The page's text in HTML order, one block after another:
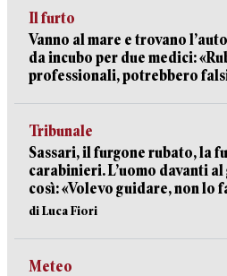
Il furto
Vanno al mare e trovano
da incubo per due medici:
professionali, potrebbero
Tribunale
Sassari, il furgone rubato, la
carabinieri. L’uomo davanti
così: «Volevo guidare, non lo
di Luca Fiori
Meteo